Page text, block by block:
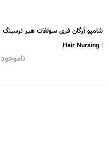
شامپو آرگان فری سولفات هیر نرسینگ
| Hair Nursing
ناموجود